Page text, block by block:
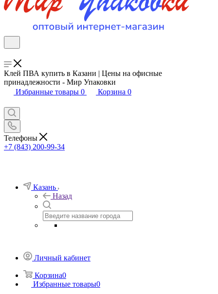
Клей ПВА купить в Казани | Цены на офисные
принадлежности - Мир Упаковки
Избранные товары 0 Корзина 0
Телефоны
+7 (843) 200-99-34
Казань
Назад
Личный кабинет
Корзина0
Избранные товары0